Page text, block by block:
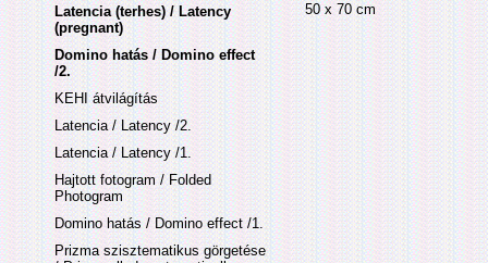
Latencia (terhes) / Latency
(pregnant)
Domino hatás / Domino effect
/2.
KEHI átvilágítás
Latencia / Latency /2.
Latencia / Latency /1.
Hajtott fotogram / Folded
Photogram
Domino hatás / Domino effect /1.
Prizma szisztematikus görgetése
50 x 70 cm